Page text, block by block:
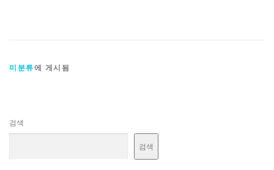
미분류에 게시됨
검색
검색